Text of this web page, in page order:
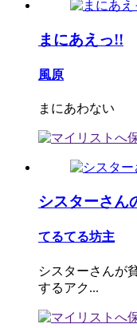
まにあえっ!!
風原
まにあわない
シスターさん
てるてる坊主
シスターさんが
するアク...